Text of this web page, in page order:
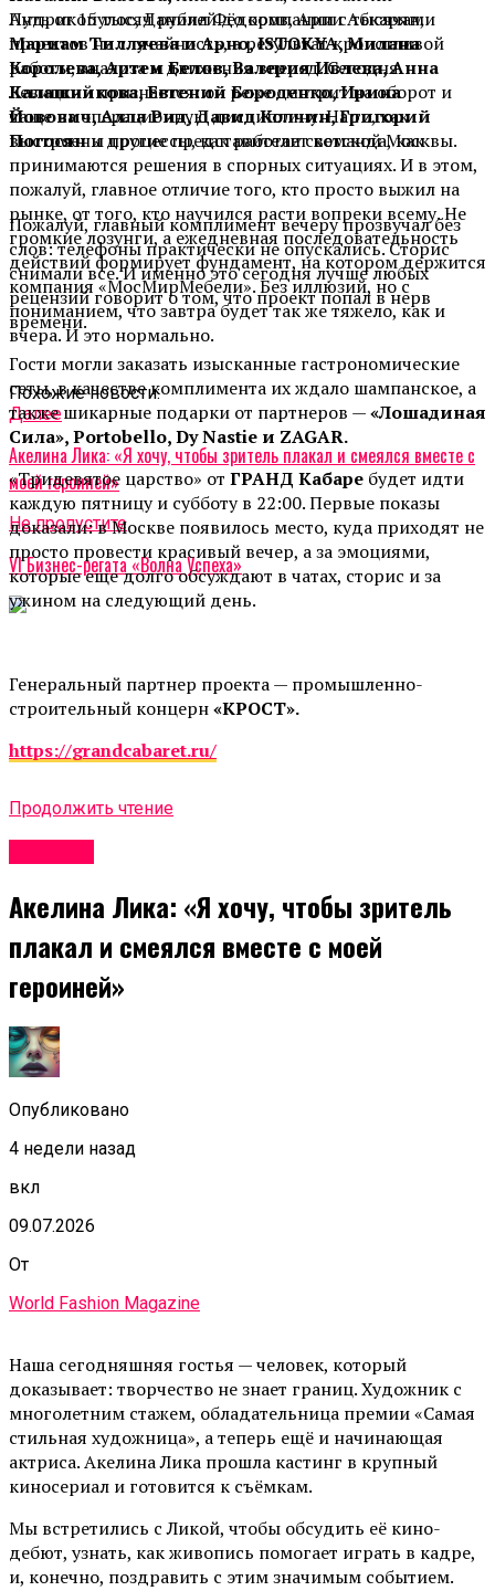
Путь от 15 тысяч рублей до компании с тысячами
проектов не случайность, а результат кропотливой
работы, анализа и движения вперед. Сегодня
Левицкий признается: он реже смотрит на оборот и
чаще на операционную дисциплину. На то, как
выстроены процессы, как работает команда, как
принимаются решения в спорных ситуациях. И в этом,
пожалуй, главное отличие того, кто просто выжил на
рынке, от того, кто научился расти вопреки всему. Не
громкие лозунги, а ежедневная последовательность
действий формирует фундамент, на котором держится
компания «МосМирМебели». Без иллюзий, но с
пониманием, что завтра будет так же тяжело, как и
вчера. И это нормально.
Похожие новости:
Далее
Акелина Лика: «Я хочу, чтобы зритель плакал и смеялся вместе с
моей героиней»
Не пропустите
VI Бизнес-регата «Волна Успеха»
Андрикопулос, Даниил Фёдоров, Арпи Абкарян,
Мариам Тилляева и Арно, ISTOKYA, Милана
Королева, Артем Белов, Валерия Ивлева, Анна
Калашникова, Евгений Бороденко, Ирина
Йовович, Алла Рид, Давид Колчин, Григорий
Погосяни другие представители светской Москвы.
Пожалуй, главный комплимент вечеру прозвучал без
слов: телефоны практически не опускались. Сторис
снимали все. И именно это сегодня лучше любых
рецензий говорит о том, что проект попал в нерв
времени.
Гости могли заказать изысканные гастрономические
сеты, в качестве комплимента их ждало шампанское, а
также шикарные подарки от партнеров —«Лошадиная
Сила», Portobello, Dy Nastie и ZAGAR.
«Тридевятое царство» от ГРАНД Кабаре будет идти
каждую пятницу и субботу в 22:00. Первые показы
доказали: в Москве появилось место, куда приходят не
просто провести красивый вечер, а за эмоциями,
которые еще долго обсуждают в чатах, сторис и за
ужином на следующий день.
Генеральный партнер проекта — промышленно-
строительный концерн«КРОСТ».
https://grandcabaret.ru/
Продолжить чтение
Акелина Лика: «Я хочу, чтобы зритель
плакал и смеялся вместе с моей
героиней»
Опубликовано
4 недели назад
вкл
09.07.2026
От
World Fashion Magazine
Наша сегодняшняя гостья — человек, который
доказывает: творчество не знает границ. Художник с
многолетним стажем, обладательница премии «Самая
стильная художница», а теперь ещё и начинающая
актриса. Акелина Лика прошла кастинг в крупный
киносериал и готовится к съёмкам.
Мы встретились с Ликой, чтобы обсудить её кино-
дебют, узнать, как живопись помогает играть в кадре,
и, конечно, поздравить с этим значимым событием.